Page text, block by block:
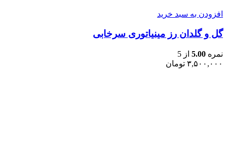
افزودن به سبد خرید
گل و گلدان رز مینیاتوری سرخابی
نمره 5.00 از 5
۳,۵۰۰,۰۰۰ تومان